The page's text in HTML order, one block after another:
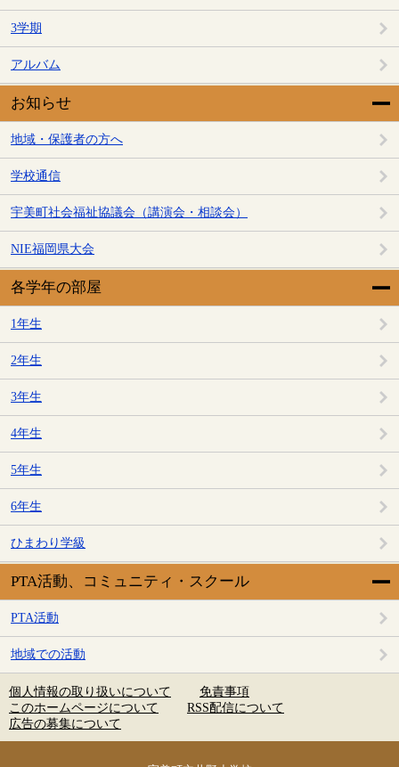
3学期
アルバム
お知らせ
地域・保護者の方へ
学校通信
宇美町社会福祉協議会（講演会・相談会）
NIE福岡県大会
各学年の部屋
1年生
2年生
3年生
4年生
5年生
6年生
ひまわり学級
PTA活動、コミュニティ・スクール
PTA活動
地域での活動
個人情報の取り扱いについて
免責事項
このホームページについて
RSS配信について
広告の募集について